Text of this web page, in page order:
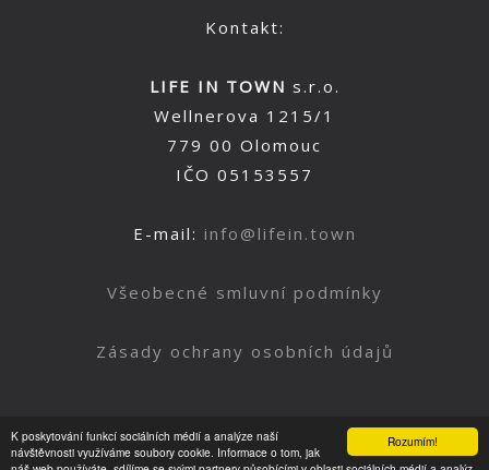
Rozumím!
K poskytování funkcí sociálních médií a analýze naší
návštěvnosti využíváme soubory cookie. Informace o tom, jak
Kontakt:
LIFE IN TOWN s.r.o.
Wellnerova 1215/1
779 00 Olomouc
IČO 05153557
E-mail: info@lifein.town
Všeobecné smluvní podmínky
Zásady ochrany osobních údajů
Nahoru